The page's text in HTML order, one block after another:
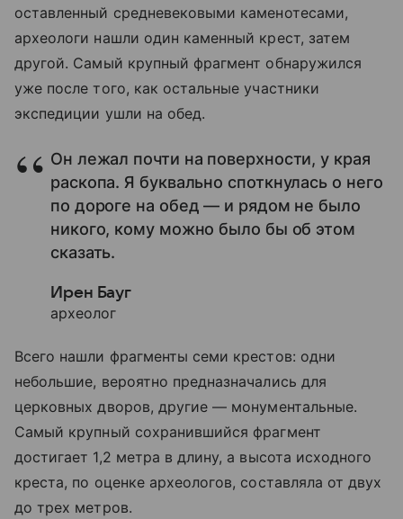
оставленный средневековыми каменотесами,
археологи нашли один каменный крест, затем
другой. Самый крупный фрагмент обнаружился
уже после того, как остальные участники
экспедиции ушли на обед.
Он лежал почти на поверхности, у края
раскопа. Я буквально споткнулась о него
по дороге на обед — и рядом не было
никого, кому можно было бы об этом
сказать.
Ирен Бауг
археолог
Всего нашли фрагменты семи крестов: одни
небольшие, вероятно предназначались для
церковных дворов, другие — монументальные.
Самый крупный сохранившийся фрагмент
достигает 1,2 метра в длину, а высота исходного
креста, по оценке археологов, составляла от двух
до трех метров.